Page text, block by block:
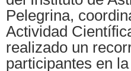
Pelegrina,
Actividad
realizado un
participantes en